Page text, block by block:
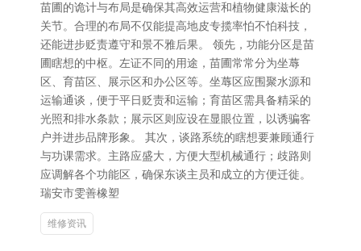
苗圃的诡计与布局是确保其高效运营和植物健康滋长的
关节。合理的布局不仅能提高地皮专揽率怕不怕科技，
还能进步贬责遵守和景不雅后果。 领先，功能分区是苗
圃瞎想的中枢。左证不同的用途，苗圃常常分为坐蓐
区、育苗区、展示区和办公区等。坐蓐区应围聚水源和
运输通谈，便于平日贬责和运输；育苗区需具备精采的
光照和排水条款；展示区则应设在显眼位置，以诱骗客
户并进步品牌形象。 其次，谈路系统的瞎想要兼顾通行
与功课需求。主路应盛大，方便大型机械通行；歧路则
应调解各个功能区，确保东谈主员和成立的方便迁徙。
瑞安市雯善橡塑
维修资讯